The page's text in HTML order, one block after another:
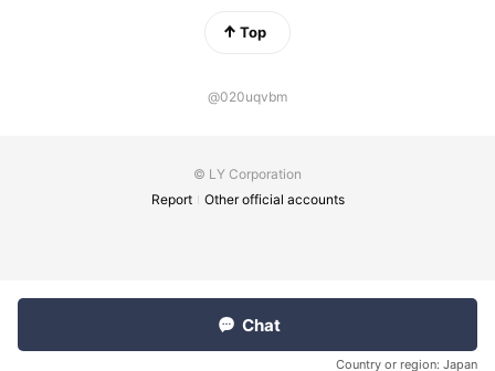
Top
@020uqvbm
© LY Corporation
Report
Other official accounts
Chat
Country or region: Japan